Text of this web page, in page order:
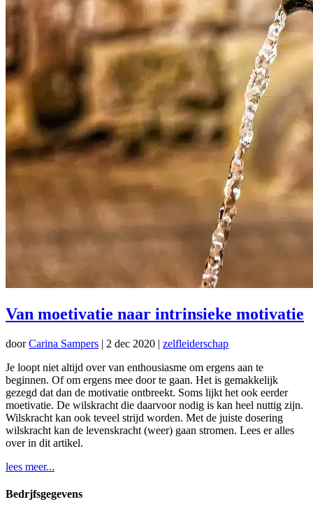
Van moetivatie naar intrinsieke motivatie
doorCarina Sampers | 2 dec 2020 | zelfleiderschap
Je loopt niet altijd over van enthousiasme om ergens aan te
beginnen. Of om ergens mee door te gaan. Het is gemakkelijk
gezegd dat dan de motivatie ontbreekt. Soms lijkt het ook eerder
moetivatie. De wilskracht die daarvoor nodig is kan heel nuttig zijn.
Wilskracht kan ook teveel strijd worden. Met de juiste dosering
wilskracht kan de levenskracht (weer) gaan stromen. Lees er alles
over in dit artikel.
lees meer...
Bedrjfsgegevens